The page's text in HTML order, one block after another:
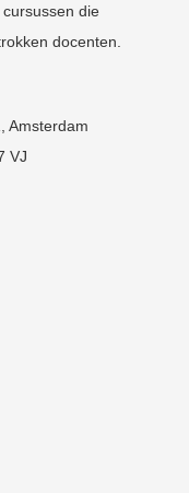
die
docenten.
Amsterdam
VJ